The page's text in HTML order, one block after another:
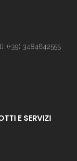
(+39) 3484642555
E SERVIZI